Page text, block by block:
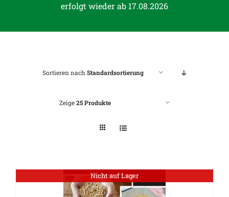
erfolgt wieder ab 17.08.2026
Sortieren nach Standardsortierung
Zeige25 Produkte
Nicht auf Lager